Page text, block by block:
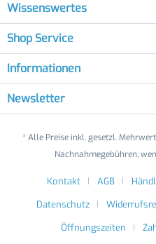
Wissenswertes
Shop Service
Informationen
Newsletter
* Alle Preise inkl. gesetzl.
Nachnahmegebühren,
Kontakt AGB
Datenschutz
Öffnungszeiten